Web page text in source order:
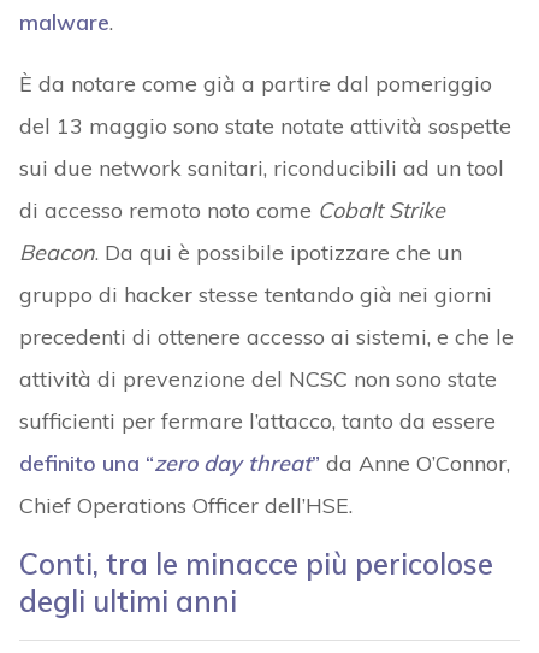
malware.
È da notare come già a partire dal pomeriggio
del 13 maggio sono state notate attività sospette
sui due network sanitari, riconducibili ad un tool
di accesso remoto noto come Cobalt Strike
Beacon. Da qui è possibile ipotizzare che un
gruppo di hacker stesse tentando già nei giorni
precedenti di ottenere accesso ai sistemi, e che le
attività di prevenzione del NCSC non sono state
sufficienti per fermare l’attacco, tanto da essere
definito una “zero day threat” da Anne O’Connor,
Chief Operations Officer dell’HSE.
Conti, tra le minacce più pericolose
degli ultimi anni